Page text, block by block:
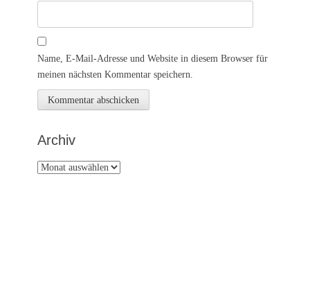
Name, E-Mail-Adresse und Website in diesem Browser für
meinen nächsten Kommentar speichern.
Archiv
Archiv